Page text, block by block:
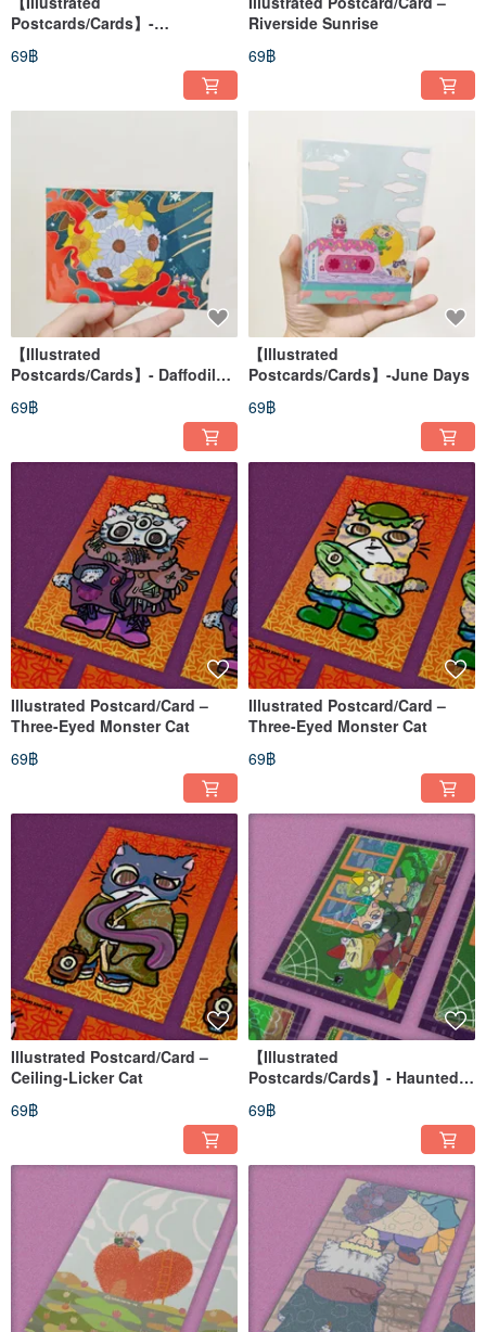
Postcards/Cards】-
Circus/Sakura/Space
69฿
Riverside Sunrise
69฿
【Illustrated
Postcards/Cards】- Daffodils
and Daisies
69฿
【Illustrated
Postcards/Cards】-June Days
69฿
Illustrated Postcard/Card –
Three-Eyed Monster Cat
69฿
Illustrated Postcard/Card –
Three-Eyed Monster Cat
69฿
Illustrated Postcard/Card –
Ceiling-Licker Cat
69฿
【Illustrated
Postcards/Cards】- Haunted
House
69฿